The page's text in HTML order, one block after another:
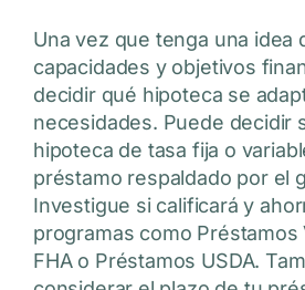
Una vez que tenga una idea
capacidades y objetivos
decidir qué hipoteca se
necesidades. Puede decidir
hipoteca de tasa fija o
préstamo respaldado por el
Investigue si calificará y
programas como Préstamos
FHA o Préstamos USDA.